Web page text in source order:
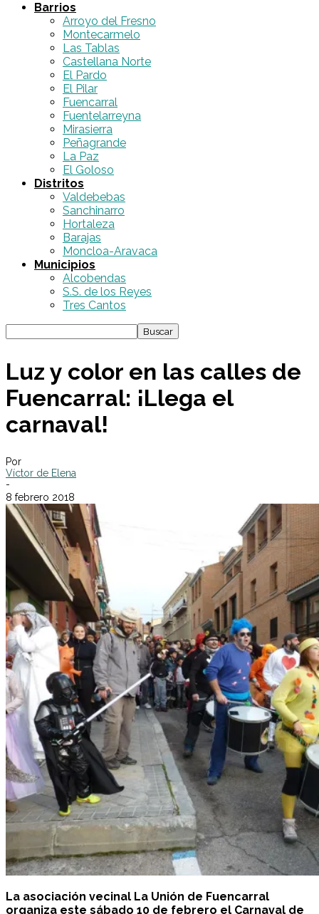
Barrios
Arroyo del Fresno
Montecarmelo
Las Tablas
Castellana Norte
El Pardo
El Pilar
Fuencarral
Fuentelarreyna
Mirasierra
Peñagrande
La Paz
El Goloso
Distritos
Valdebebas
Sanchinarro
Hortaleza
Barajas
Moncloa-Aravaca
Municipios
Alcobendas
S.S. de los Reyes
Tres Cantos
Luz y color en las calles de
Fuencarral: ¡Llega el
carnaval!
Por
Víctor de Elena
-
8 febrero 2018
La asociación vecinal La Unión de Fuencarral
organiza este sábado 10 de febrero el Carnaval de